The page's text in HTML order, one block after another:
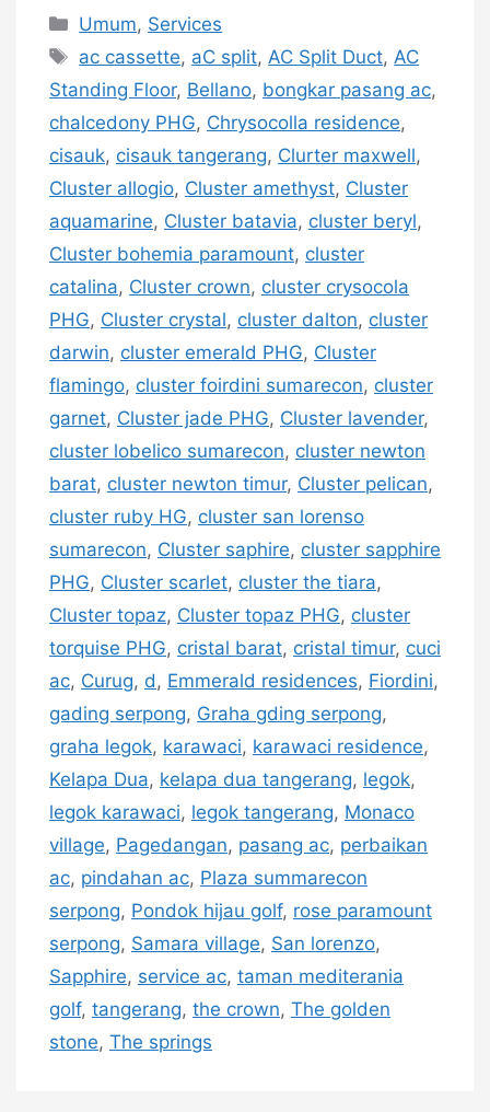
Kategori
Umum, Services
Tag
ac cassette, aC split, AC Split Duct, AC
Standing Floor, Bellano, bongkar pasang ac,
chalcedony PHG, Chrysocolla residence,
cisauk, cisauk tangerang, Clurter maxwell,
Cluster allogio, Cluster amethyst, Cluster
aquamarine, Cluster batavia, cluster beryl,
Cluster bohemia paramount, cluster
catalina, Cluster crown, cluster crysocola
PHG, Cluster crystal, cluster dalton, cluster
darwin, cluster emerald PHG, Cluster
flamingo, cluster foirdini sumarecon, cluster
garnet, Cluster jade PHG, Cluster lavender,
cluster lobelico sumarecon, cluster newton
barat, cluster newton timur, Cluster pelican,
cluster ruby HG, cluster san lorenso
sumarecon, Cluster saphire, cluster sapphire
PHG, Cluster scarlet, cluster the tiara,
Cluster topaz, Cluster topaz PHG, cluster
torquise PHG, cristal barat, cristal timur, cuci
ac, Curug, d , Emmerald residences, Fiordini,
gading serpong, Graha gding serpong,
graha legok, karawaci, karawaci residence,
Kelapa Dua, kelapa dua tangerang, legok,
legok karawaci, legok tangerang, Monaco
village, Pagedangan, pasang ac, perbaikan
ac, pindahan ac, Plaza summarecon
serpong, Pondok hijau golf, rose paramount
serpong, Samara village, San lorenzo,
Sapphire, service ac, taman mediterania
golf, tangerang, the crown, The golden
stone, The springs